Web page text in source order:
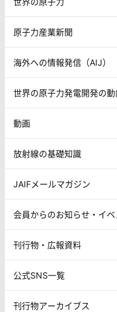
原子力産業新聞
海外への情報発信（AIJ）
世界の原子力発電開発の動
動画
放射線の基礎知識
JAIFメールマガジン
会員からのお知らせ・イ
刊行物・広報資料
公式SNS一覧
刊行物アーカイブス